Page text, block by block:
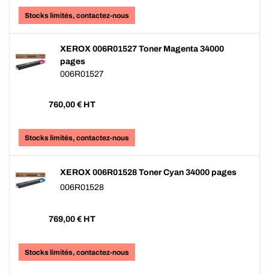
Stocks limités, contactez-nous
XEROX 006R01527 Toner Magenta 34000
pages
006R01527
760,00 € HT
Stocks limités, contactez-nous
XEROX 006R01528 Toner Cyan 34000 pages
006R01528
769,00 € HT
Stocks limités, contactez-nous